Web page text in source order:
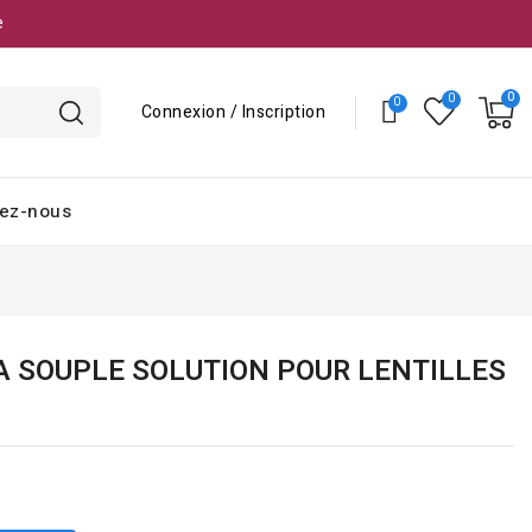
Connexion / Inscription
nous
SOUPLE SOLUTION POUR LENTILLES